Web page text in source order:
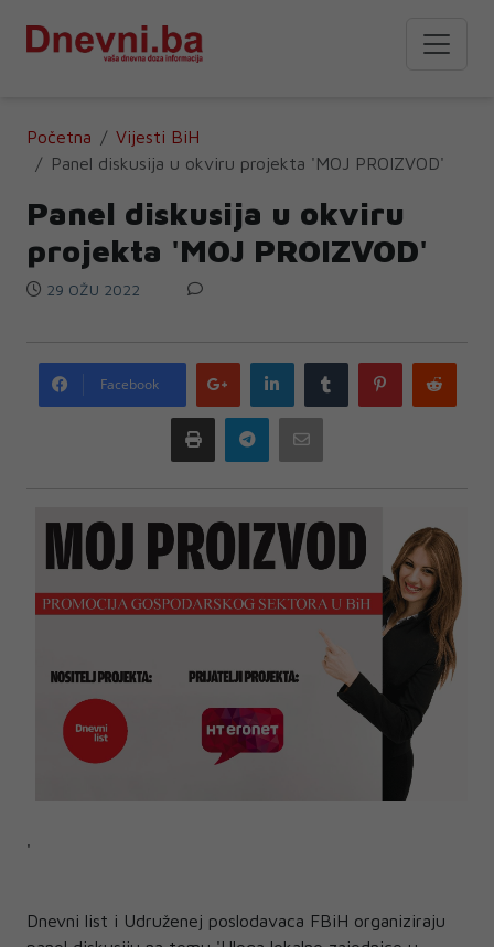
Početna
Vijesti BiH
Panel diskusija u okviru projekta 'MOJ PROIZVOD'
Panel diskusija u okviru
projekta 'MOJ PROIZVOD'
29 OŽU 2022
Facebook
Google
plus
LinkedIn Tumblr Pinterest
Print Telegram
'
Dnevni list i Udruženej poslodavaca FBiH organiziraju